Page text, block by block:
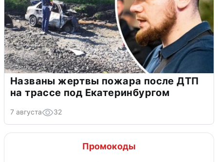
Названы жертвы пожара после ДТП
на трассе под Екатеринбургом
7 августа 32
Промокоды